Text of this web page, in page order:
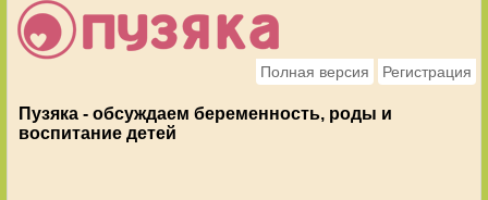
Полная версия Регистрация
Пузяка - обсуждаем беременность, роды и
воспитание детей